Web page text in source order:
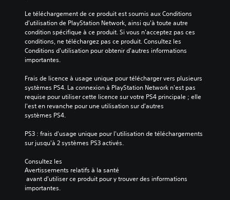
Le téléchargement de ce produit est soumis aux Conditions
d'utilisation de PlayStation Network, ainsi qu'à toute autre
condition spécifique à ce produit. Si vous n'acceptez pas ces
conditions, ne téléchargez pas ce produit. Consultez les
Conditions d'utilisation pour obtenir d'autres informations
importantes.
Frais de licence à usage unique pour télécharger vers plusieurs
systèmes PS4. La connexion à PlayStation Network n'est pas
requise pour utiliser cette licence sur votre PS4 principale ; elle
l'est en revanche pour une utilisation sur d'autres
systèmes PS4.
PS3 : frais d'usage unique pour l'utilisation de téléchargements
sur jusqu'à 2 systèmes PS3 activés.
Consultez les
Avertissements relatifs à la santé
importantes.